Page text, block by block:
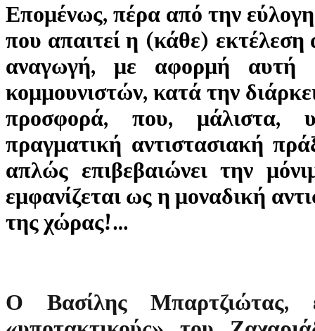
Επομένως, πέρα από την
που απαιτεί η (κάθε) εκτέλεση
αναγωγή, με αφορμή αυτή
κομμουνιστών, κατά την
προσφορά, που, μάλιστα,
πραγματική αντιστασιακή
απλώς επιβεβαιώνει την
εμφανίζεται ως η μοναδική
της χώρας!…
Ο Βασίλης Μπαρτζιώτας,